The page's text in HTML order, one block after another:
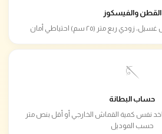
القطن والفيسكوز
ربع متر (٢٥ سم) احتياطي أمان
🪡
حساب البطانة
نفس كمية القماش الخارجي أو أقل بنص متر
حسب الموديل